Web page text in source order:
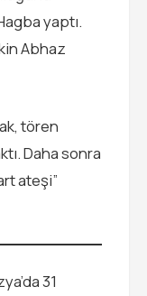
yaptı.
Abhaz
tören
Daha sonra
ateşi”
31